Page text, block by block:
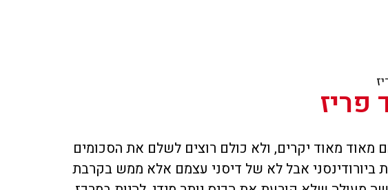
פריז
מאוד מאוד יקרים, ולא כולם רוצים לשלם את הסכומים
ביורודינסני אבל לא של דיסני עצמם אלא ממש בקרבת